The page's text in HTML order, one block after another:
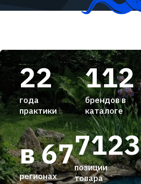
22
года
практики
112
брендов в
каталоге
7123
позиции
товара
в 67
регионах